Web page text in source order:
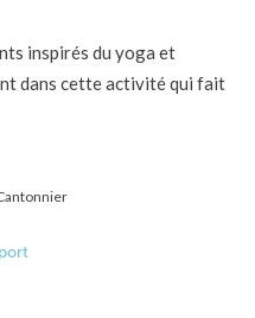
inspirés du yoga et
dans cette activité qui fait